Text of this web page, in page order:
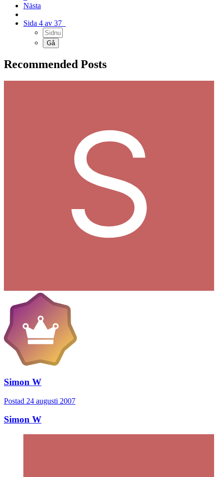
Nästa
Sida 4 av 37
Recommended Posts
Simon W
Postad 24 augusti 2007
Simon W